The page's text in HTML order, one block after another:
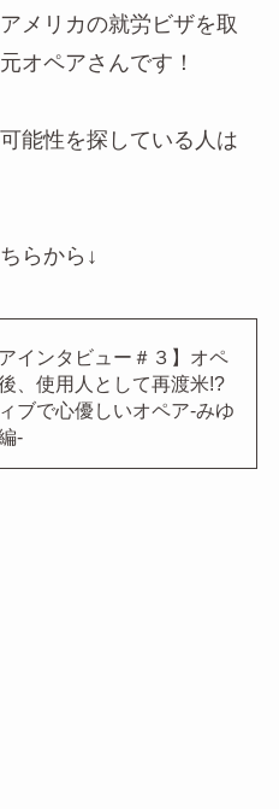
メリカの就労ビザを取
オペアさんです！
能性を探している人は
らから↓
アインタビュー＃３】オペ
、使用人として再渡米!?
ブで心優しいオペア-みゆ
-